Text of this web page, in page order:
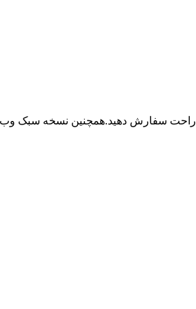
راحت سفارش دهید.همچنین نسخه سبک